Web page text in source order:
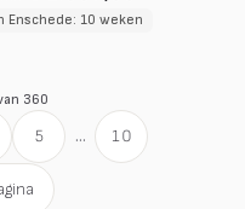
Enschede: 10 weken
360
5 ... 10